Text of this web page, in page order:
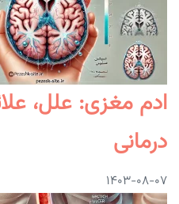
ادم مغزی: علل،
درمانی
۱۴۰۳-۰۸-۰۷